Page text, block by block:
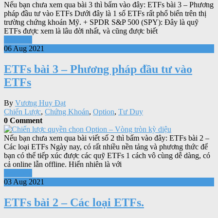
Nếu bạn chưa xem qua bài 3 thì bấm vào đây: ETFs bài 3 – Phương
pháp đầu tư vào ETFs Dưới đây là 1 số ETFs rất phổ biến trên thị
trường chứng khoán Mỹ. + SPDR S&P 500 (SPY): Đây là quỹ
ETFs được xem là lâu đời nhất, và cũng được biết
06 Aug 2021
ETFs bài 3 – Phương pháp đầu tư vào
ETFs
By Vương Huy Đạt
Chiến Lược, Chứng Khoán, Option, Tư Duy
0 Comment
Nếu bạn chưa xem qua bài viết số 2 thì bấm vào đây: ETFs bài 2 –
Các loại ETFs Ngày nay, có rất nhiều nền tảng và phương thức để
bạn có thể tiếp xúc được các quỹ ETFs 1 cách vô cùng dễ dàng, có
cả online lẫn offline. Hiển nhiên là với
03 Aug 2021
ETFs bài 2 – Các loại ETFs.